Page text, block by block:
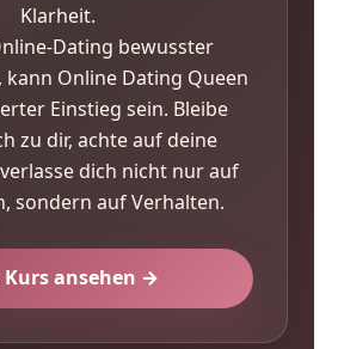
Klarheit.
Dating bewusster
Online Dating Queen
Einstieg sein. Bleibe
zu dir, achte auf deine
dich nicht nur auf
sondern auf Verhalten.
Kurs ansehen →